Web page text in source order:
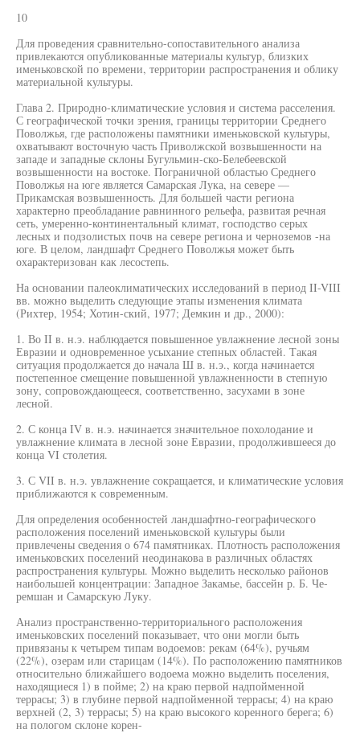
10
Для проведения сравнительно-сопоставительного анализа
привлекаются опубликованные материалы культур, близких
именьковской по времени, территории распространения и облику
материальной культуры.
Глава 2. Природно-климатические условия и система расселения.
С географической точки зрения, границы территории Среднего
Поволжья, где расположены памятники именьковской культуры,
охватывают восточную часть Приволжской возвышенности на
западе и западные склоны Бугульмин-ско-Белебеевской
возвышенности на востоке. Пограничной областью Среднего
Поволжья на юге является Самарская Лука, на севере —
Прикамская возвышенность. Для большей части региона
характерно преобладание равнинного рельефа, развитая речная
сеть, умеренно-континентальный климат, господство серых
лесных и подзолистых почв на севере региона и черноземов -на
юге. В целом, ландшафт Среднего Поволжья может быть
охарактеризован как лесостепь.
На основании палеоклиматических исследований в период II-VIII
вв. можно выделить следующие этапы изменения климата
(Рихтер, 1954; Хотин-ский, 1977; Демкин и др., 2000):
1. Во II в. н.э. наблюдается повышенное увлажнение лесной зоны
Евразии и одновременное усыхание степных областей. Такая
ситуация продолжается до начала Ш в. н.э., когда начинается
постепенное смещение повышенной увлажненности в степную
зону, сопровождающееся, соответственно, засухами в зоне
лесной.
2. С конца IV в. н.э. начинается значительное похолодание и
увлажнение климата в лесной зоне Евразии, продолжившееся до
конца VI столетия.
3. С VII в. н.э. увлажнение сокращается, и климатические условия
приближаются к современным.
Для определения особенностей ландшафтно-географического
расположения поселений именьковской культуры были
привлечены сведения о 674 памятниках. Плотность расположения
именьковских поселений неодинакова в различных областях
распространения культуры. Можно выделить несколько районов
наибольшей концентрации: Западное Закамье, бассейн р. Б. Че-
ремшан и Самарскую Луку.
Анализ пространственно-территориального расположения
именьковских поселений показывает, что они могли быть
привязаны к четырем типам водоемов: рекам (64%), ручьям
(22%), озерам или старицам (14%). По расположению памятников
относительно ближайшего водоема можно выделить поселения,
находящиеся 1) в пойме; 2) на краю первой надпойменной
террасы; 3) в глубине первой надпойменной террасы; 4) на краю
верхней (2, 3) террасы; 5) на краю высокого коренного берега; 6)
на пологом склоне корен-